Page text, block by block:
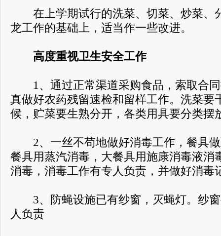
在上学期试行的洗菜、切菜、炒菜、
龙工作的基础上，适当作一些改进。
高度重视卫生安全工作
1、通过正常渠道采购食品，索取合同
真做好农药残留速检和留样工作。洗菜要
候，贮菜要生熟分开，各类用具要分类摆
2、一丝不苟地做好消毒工作，餐具做
餐具用蒸汽消毒，大餐具用施康消毒液消
消毒，消毒工作有专人负责，并做好消毒
3、防蝇设施已有纱窗，灭蝇灯。纱窗
人负责